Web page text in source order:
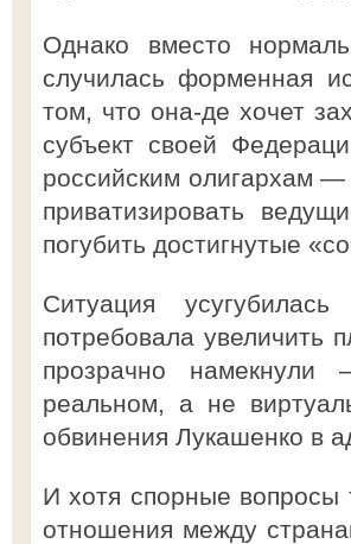
Однако вместо
случилась форменная
том, что она-де хочет
субъект своей
российским олигархам
приватизировать
погубить достигнутые
Ситуация
потребовала увеличить
прозрачно
реальном, а не
обвинения Лукашенко в
И хотя спорные вопросы
отношения между